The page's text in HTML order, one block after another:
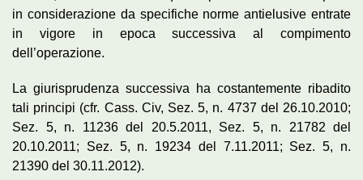
in considerazione da specifiche norme antielusive entrate
in vigore in epoca successiva al compimento
dell’operazione.
La giurisprudenza successiva ha costantemente ribadito
tali principi (cfr. Cass. Civ, Sez. 5, n. 4737 del 26.10.2010;
Sez. 5, n. 11236 del 20.5.2011, Sez. 5, n. 21782 del
20.10.2011; Sez. 5, n. 19234 del 7.11.2011; Sez. 5, n.
21390 del 30.11.2012).